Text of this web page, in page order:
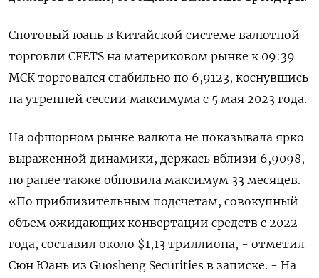
Спотовый юань в Китайской системе валютной
торговли CFETS ‌на материковом рынке к 09:39
МСК торговался ‍стабильно по​ 6,9123​, коснувшись
на утренней сессии максимума с ‌5 мая 2023 года.
На офшорном рынке валюта не показывала ярко
выраженной ​динамики, держась вблизи 6,9098,
но ранее также обновила максимум 33 месяцев.
«По приблизительным подсчетам, совокупный
объем ⁠ожидающих конвертации средств с 2022
года, ‍составил около $1,13 триллиона, - отметил
Сюн Юань из Guosheng ‌Securities в записке. - На